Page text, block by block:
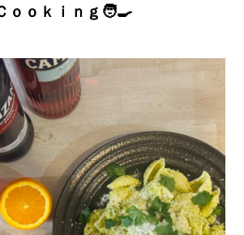
ｏｏｋｉｎｇ🧑‍🍳